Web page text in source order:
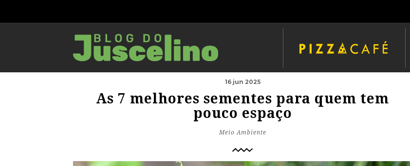
16 jun 2025
As 7 melhores sementes para quem tem
pouco espaço
Meio Ambiente